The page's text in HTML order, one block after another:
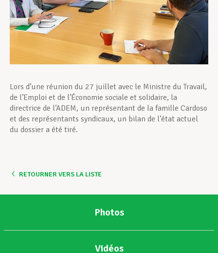
Actualités
Lors d’une réunion du 27 juillet avec le Ministre du Travail,
de l’Emploi et de l’Économie sociale et solidaire, la
directrice de l’ADEM, un représentant de la famille Cardoso
et des représentants syndicaux, un bilan de l’état actuel
du dossier a été tiré.
RETOURNER VERS LA LISTE
Photos
Vidéos